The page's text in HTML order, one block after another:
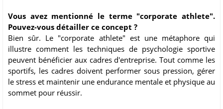
Vous avez mentionné le terme "corporate athlete".
Pouvez-vous détailler ce concept ?
Bien sûr. Le "corporate athlete" est une métaphore qui
illustre comment les techniques de psychologie sportive
peuvent bénéficier aux cadres d'entreprise. Tout comme les
sportifs, les cadres doivent performer sous pression, gérer
le stress et maintenir une endurance mentale et physique au
sommet pour réussir.